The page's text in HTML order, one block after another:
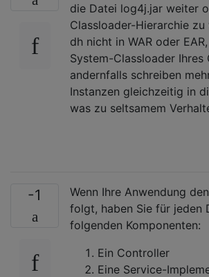
die Datei log4j.jar weiter
Classloader-Hierarchie zu
dh nicht in WAR oder
System-Classloader Ihres
andernfalls schreiben
Instanzen gleichzeitig in
was zu seltsamem
-1
Wenn Ihre Anwendung
folgt, haben Sie für jeden
folgenden Komponenten:
Ein Controller
Eine Service-